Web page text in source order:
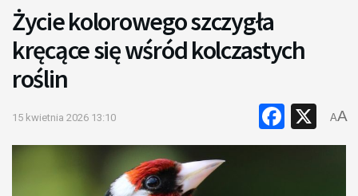
Życie kolorowego szczygła
kręcące się wśród kolczastych
roślin
15 kwietnia 2026 13:10 X
AA